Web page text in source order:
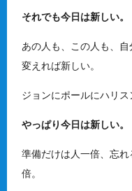
それでも今日は新しい。
あの人も、この人も、
変えれば新しい。
ジョンにポールにハリス
やっぱり今日は新しい。
準備だけは人一倍、忘
倍。